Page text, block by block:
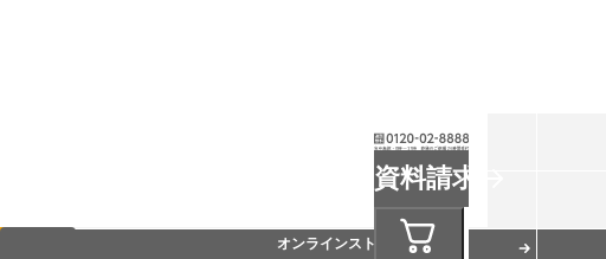
資料請求
オンラインストア